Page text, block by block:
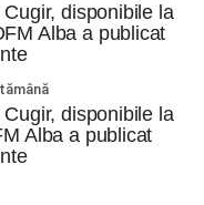
disponibile la
Alba a publicat
disponibile la
Alba a publicat